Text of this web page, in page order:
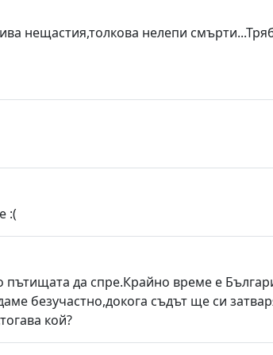
нещастия,толкова нелепи
:(
да спре.Крайно време е
безучастно,докога съдът ще си
кой?